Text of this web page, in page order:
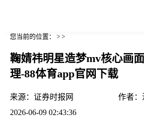
您当前的位置： > >
鞠婧祎明星造梦mv核心画
理-88体育app官网下载
来源： 证券时报网 作者：
2026-06-09 02:43:36